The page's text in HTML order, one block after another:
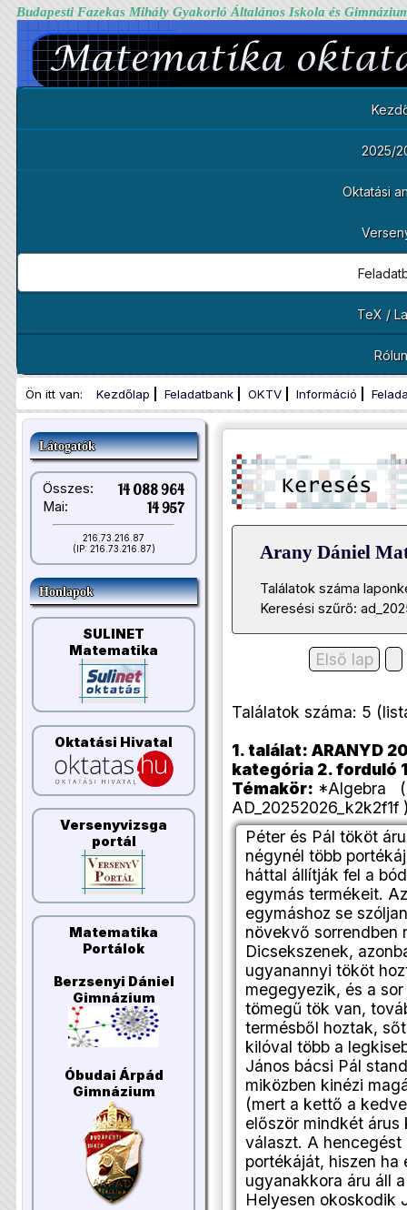
Budapesti Fazekas Mihály Gyakorló Általános Iskola és
2025/
Oktatási
TeX /
Ön itt van: Kezdőlap Feladatbank OKTV Információ
Látogatók
Összes: 14 088 964
Mai: 14 957
216.73.216.87
(IP: 216.73.216.87)
Honlapok
SULINET
Matematika
Oktatási Hivatal
Versenyvizsga
portál
Matematika
Portálok
Berzsenyi Dániel
Gimnázium
Óbudai Árpád
Gimnázium
Arany Dániel
Találatok száma
Keresési szűrő:
Első lap
Találatok száma: 5
1. találat: ARANYD
kategória 2. forduló
Témakör: *Algebra
AD_20252026_k2k2f1f
Péter és Pál tököt
négynél több
háttal állítják fel a
egymás termékeit.
egymáshoz se
növekvő sorrendben
Dicsekszenek,
ugyanannyi tököt
megegyezik, és a
tömegű tök van,
termésből hoztak,
kilóval több a
János bácsi Pál
miközben kinézi
(mert a kettő a
először mindkét
választ. A hencegést
portékáját, hiszen ha
ugyanakkora áru áll
Helyesen okoskodik